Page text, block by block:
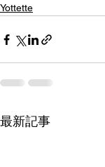
Yottette
最新記事